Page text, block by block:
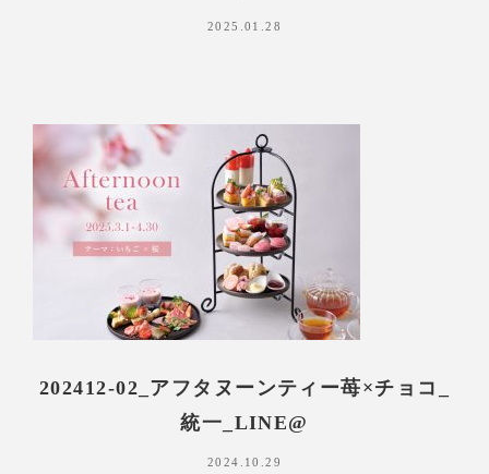
2025.01.28
202412-02_アフタヌーンティー苺×チョコ_
統一_LINE@
2024.10.29